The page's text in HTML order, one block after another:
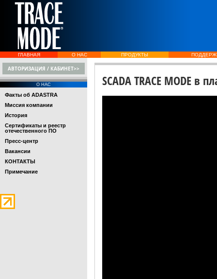
ГЛАВНАЯ О НАС ПРОДУКТЫ
АВТОРИЗАЦИЯ / КАБИНЕТ>>
О НАС
Факты об ADASTRA
Миссия компании
История
Сертификаты и реестр
отечественного ПО
Пресс-центр
Вакансии
КОНТАКТЫ
Примечание
SCADA TRACE MODE в